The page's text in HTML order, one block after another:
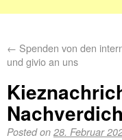
← Spenden von den
und givio an uns
Posted on 28. Februar